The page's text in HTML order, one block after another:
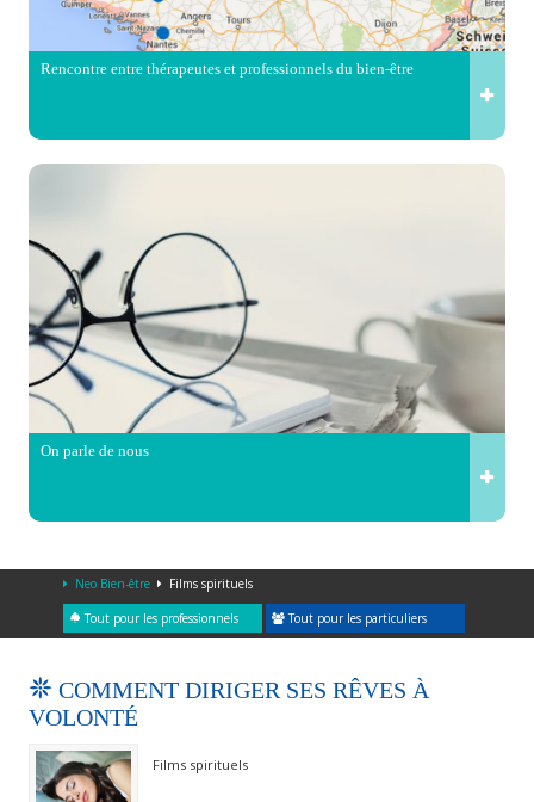
Rencontre entre thérapeutes et professionnels du bien-être
On parle de nous
Neo Bien-être Films spirituels
Tout pour les professionnels Tout pour les particuliers
COMMENT DIRIGER SES RÊVES À
VOLONTÉ
Films spirituels